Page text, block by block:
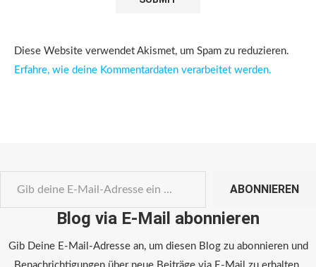
Diese Website verwendet Akismet, um Spam zu reduzieren.
Erfahre, wie deine Kommentardaten verarbeitet werden.
ABONNIEREN
Blog via E-Mail abonnieren
Gib Deine E-Mail-Adresse an, um diesen Blog zu abonnieren und